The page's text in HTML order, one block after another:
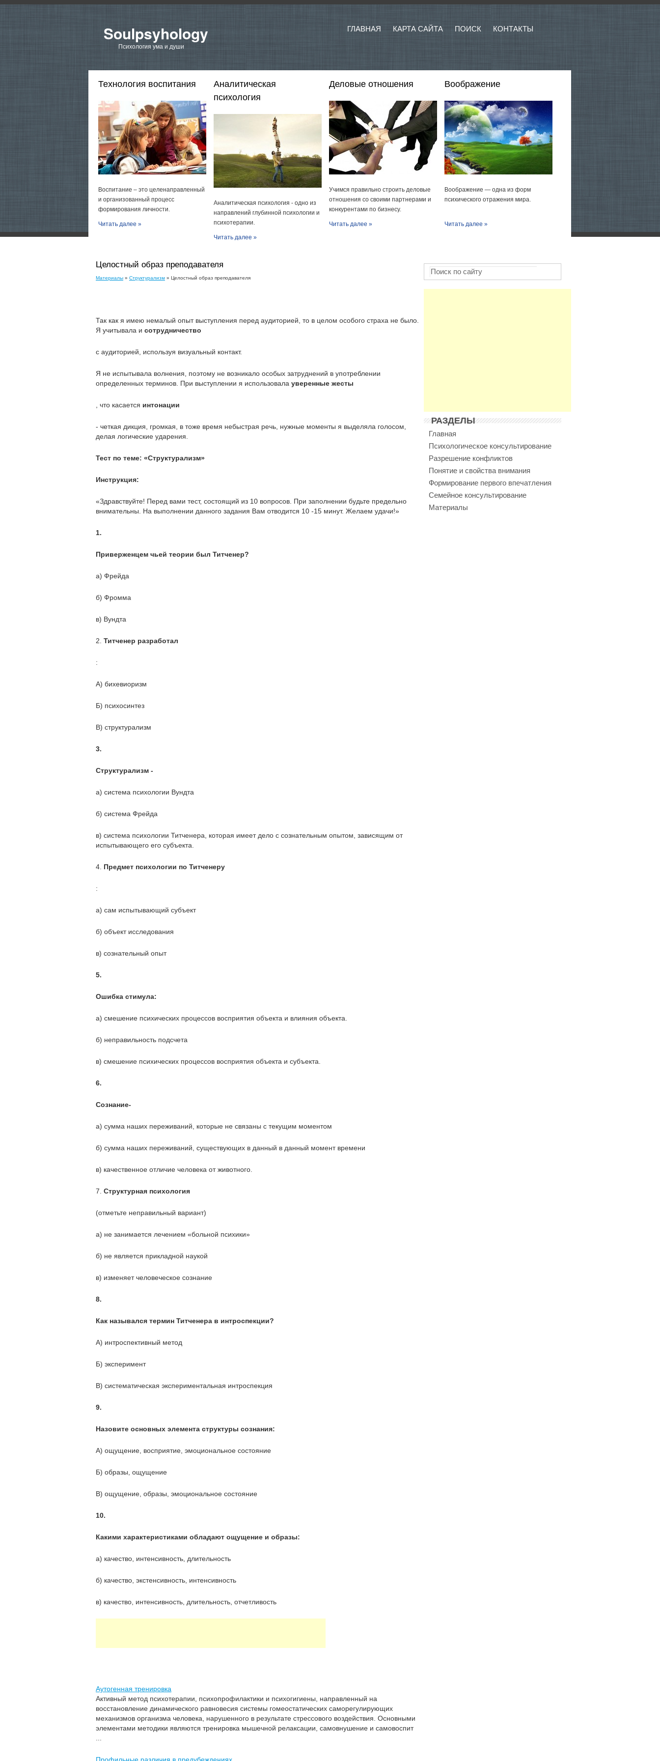
Soulpsyhology
Психология ума и души
ГЛАВНАЯ КАРТА САЙТА ПОИСК КОНТАКТЫ
Технология воспитания
Воспитание – это целенаправленный
и организованный процесс
формирования личности.
Читать далее »
Аналитическая
психология
Аналитическая психология - одно из
направлений глубинной психологии и
психотерапии.
Читать далее »
Деловые отношения
Учимся правильно строить деловые
отношения со своими партнерами и
конкурентами по бизнесу.
Читать далее »
Воображение
Воображение — одна из форм
психического отражения мира.
Читать далее »
Целостный образ преподавателя
Материалы » Структурализм » Целостный образ преподавателя
Так как я имею немалый опыт выступления перед аудиторией, то в целом особого страха не было.
Я учитывала и сотрудничество
с аудиторией, используя визуальный контакт.
Я не испытывала волнения, поэтому не возникало особых затруднений в употреблении
определенных терминов. При выступлении я использовала уверенные жесты
, что касается интонации
- четкая дикция, громкая, в тоже время небыстрая речь, нужные моменты я выделяла голосом,
делая логические ударения.
Тест по теме: «Структурализм»
Инструкция:
«Здравствуйте! Перед вами тест, состоящий из 10 вопросов. При заполнении будьте предельно
внимательны. На выполнении данного задания Вам отводится 10 -15 минут. Желаем удачи!»
1.
Приверженцем чьей теории был Титченер?
а) Фрейда
б) Фромма
в) Вундта
2. Титченер разработал
:
А) бихевиоризм
Б) психосинтез
В) структурализм
3.
Структурализм -
а) система психологии Вундта
б) система Фрейда
в) система психологии Титченера, которая имеет дело с сознательным опытом, зависящим от
испытывающего его субъекта.
4. Предмет психологии по Титченеру
:
а) сам испытывающий субъект
б) объект исследования
в) сознательный опыт
5.
Ошибка стимула:
а) смешение психических процессов восприятия объекта и влияния объекта.
б) неправильность подсчета
в) смешение психических процессов восприятия объекта и субъекта.
6.
Сознание-
а) сумма наших переживаний, которые не связаны с текущим моментом
б) сумма наших переживаний, существующих в данный в данный момент времени
в) качественное отличие человека от животного.
7. Структурная психология
(отметьте неправильный вариант)
а) не занимается лечением «больной психики»
б) не является прикладной наукой
в) изменяет человеческое сознание
8.
Как назывался термин Титченера в интроспекции?
А) интроспективный метод
Б) эксперимент
В) систематическая экспериментальная интроспекция
9.
Назовите основных элемента структуры сознания:
А) ощущение, восприятие, эмоциональное состояние
Б) образы, ощущение
В) ощущение, образы, эмоциональное состояние
10.
Какими характеристиками обладают ощущение и образы:
а) качество, интенсивность, длительность
б) качество, экстенсивность, интенсивность
в) качество, интенсивность, длительность, отчетливость
Аутогенная тренировка
Активный метод психотерапии, психопрофилактики и психогигиены, направленный на
восстановление динамического равновесия системы гомеостатических саморегулирующих
механизмов организма человека, нарушенного в результате стрессового воздействия. Основными
элементами методики являются тренировка мышечной релаксации, самовнушение и самовоспит
РАЗДЕЛЫ
Главная
Психологическое консультирование
Разрешение конфликтов
Понятие и свойства внимания
Формирование первого впечатления
Семейное консультирование
Материалы